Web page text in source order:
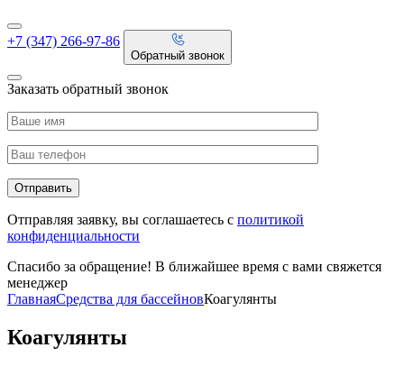
+7 (347) 266-97-86
Обратный звонок
Заказать обратный звонок
Отправляя заявку, вы соглашаетесь с политикой
конфиденциальности
Спасибо за обращение! В ближайшее время с вами свяжется
менеджер
ГлавнаяСредства для бассейновКоагулянты
Коагулянты